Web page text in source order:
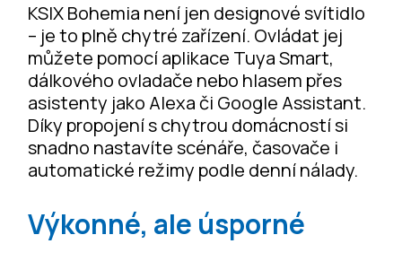
KSIX Bohemia není jen designové svítidlo
– je to plně chytré zařízení. Ovládat jej
můžete pomocí aplikace Tuya Smart,
dálkového ovladače nebo hlasem přes
asistenty jako Alexa či Google Assistant.
Díky propojení s chytrou domácností si
snadno nastavíte scénáře, časovače i
automatické režimy podle denní nálady.
Výkonné, ale úsporné